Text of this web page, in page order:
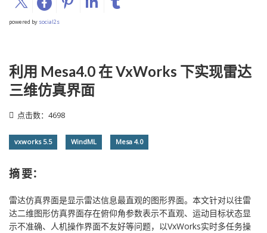
powered by social2s
利用 Mesa4.0 在 VxWorks 下实现雷达
三维仿真界面
点击数：4698
vxworks 5.5 WindML Mesa 4.0
摘 要：
雷达仿真界面是显示雷达信息最直观的图形界面。本文针对以往雷
达二维图形仿真界面存在俯仰角参数表示不直观、运动目标状态显
示不准确、人机操作界面不友好等问题，以VxWorks实时多任务操